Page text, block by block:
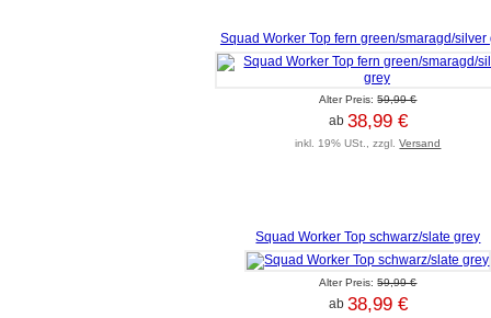
Squad Worker Top fern green/smaragd/silver
Alter Preis:59,99 €
ab 38,99 €
inkl. 19% USt., zzgl.Versand
Squad Worker Top schwarz/slate grey
Alter Preis:59,99 €
ab 38,99 €